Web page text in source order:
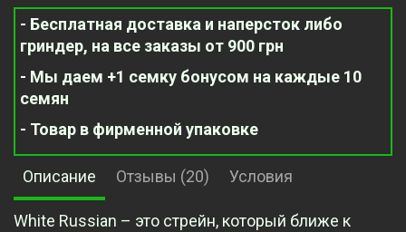
- Бесплатная доставка и наперсток либо
гриндер, на все заказы от 900 грн
- Мы даем +1 семку бонусом на каждые 10
семян
- Товар в фирменной упаковке
Описание Отзывы (20) Условия
White Russian – это стрейн, который ближе к